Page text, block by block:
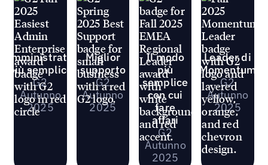
più semplice
G2
Autunno
2025
Miglior
supporto
G2
Autunno
2025
Il modo
più
semplice
con cui
fare
affari
G2
Autunno
2025
Leader di
Momentum
G2
Autunno
2025